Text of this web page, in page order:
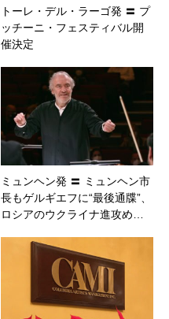
トーレ・デル・ラーゴ発 〓 プ
ッチーニ・フェスティバル開
催決定
ミュンヘン発 〓 ミュンヘン市
長もゲルギエフに“最後通牒”、
ロシアのウクライナ進攻め…